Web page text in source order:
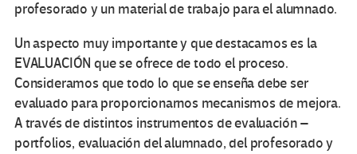
profesorado y un material de trabajo para el alumnado.
Un aspecto muy importante y que destacamos es la
EVALUACIÓN que se ofrece de todo el proceso.
Consideramos que todo lo que se enseña debe ser
evaluado para proporcionarnos mecanismos de mejora.
A través de distintos instrumentos de evaluación –
portfolios, evaluación del alumnado, del profesorado y